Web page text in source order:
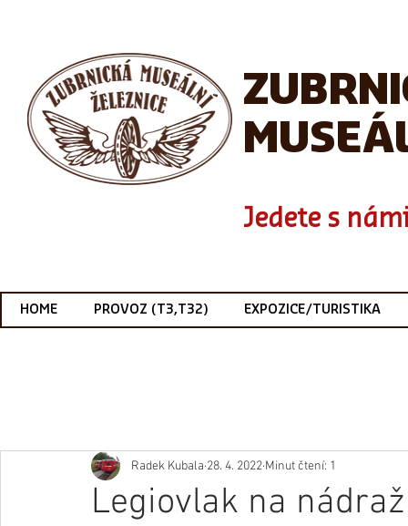
Jedete s
HOME PROVOZ (T3,T32) EXPOZICE/TURISTIKA
Legiovlak na
Radek Kubala 28. 4. 2022 Minut čtení: 1